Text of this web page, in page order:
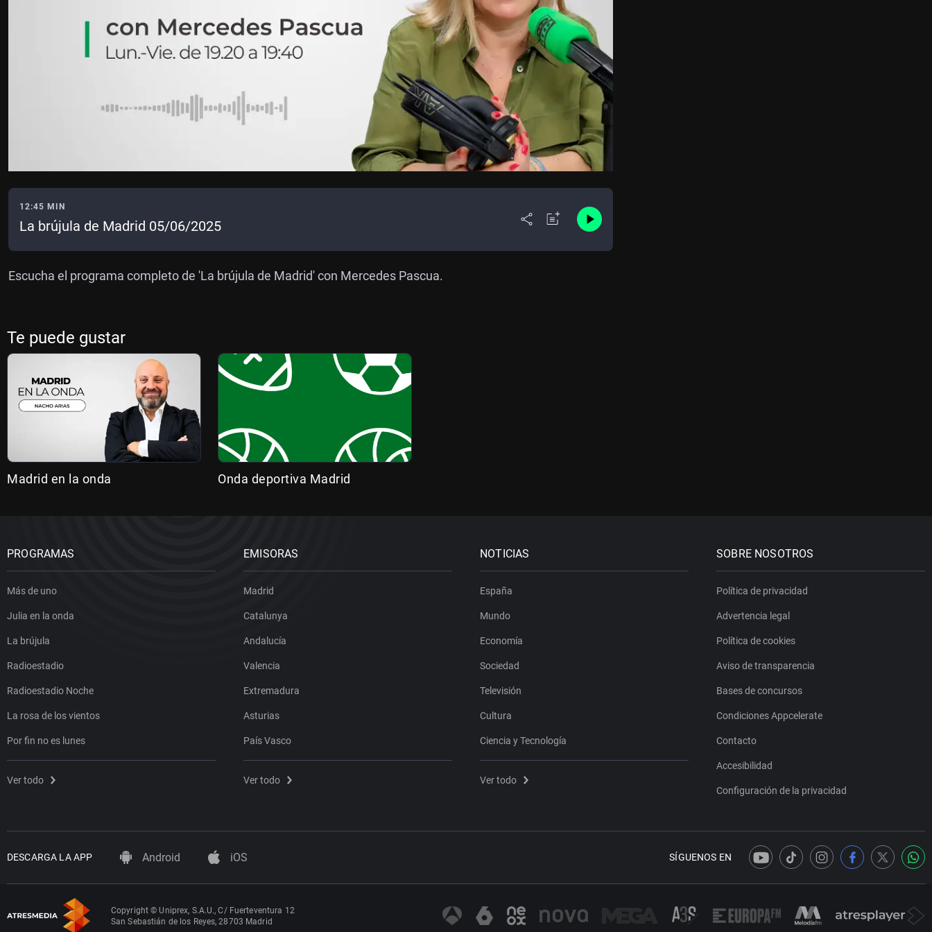
12:45 MIN
La brújula de Madrid 05/06/2025
Escucha el programa completo de 'La brújula de Madrid' con Mercedes Pascua.
Te puede gustar
Madrid en la onda Onda deportiva Madrid
PROGRAMAS
Más de uno
Julia en la onda
La brújula
Radioestadio
Radioestadio Noche
La rosa de los vientos
Por fin no es lunes
Ver todo
EMISORAS
Madrid
Catalunya
Andalucía
Valencia
Extremadura
Asturias
País Vasco
Ver todo
NOTICIAS
España
Mundo
Economía
Sociedad
Televisión
Cultura
Ciencia y Tecnología
Ver todo
SOBRE NOSOTROS
Política de privacidad
Advertencia legal
Política de cookies
Aviso de transparencia
Bases de concursos
Condiciones Appcelerate
Contacto
Accesibilidad
Configuración de la privacidad
DESCARGA LA APP Android iOS SÍGUENOS EN
Copyright © Uniprex, S.A.U., C/ Fuerteventura 12
San Sebastián de los Reyes, 28703 Madrid